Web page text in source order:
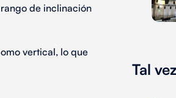
de inclinación
vertical, lo que
Tal